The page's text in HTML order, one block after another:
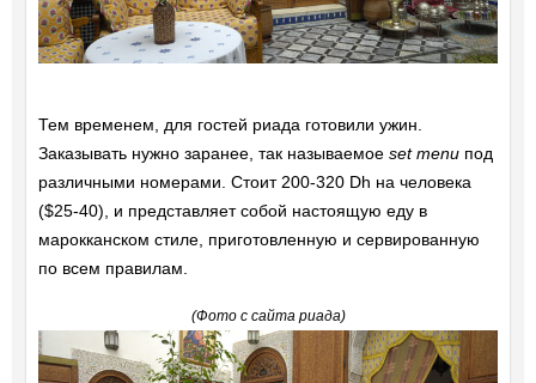
Тем временем, для гостей риада готовили ужин.
Заказывать нужно заранее, так называемое set menuпод
различными номерами. Стоит 200-320 Dh на человека
($25-40), и представляет собой настоящую еду в
марокканском стиле, приготовленную и сервированную
по всем правилам.
(Фото с сайта риада)